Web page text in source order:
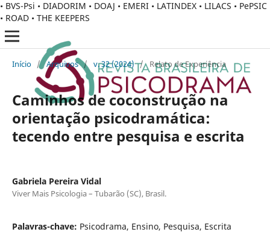
• BVS-Psi • DIADORIM • DOAJ • EMERI • LATINDEX • LILACS • PePSIC
• ROAD • THE KEEPERS
Início / Arquivos / v. 32 (2024) / Relato de Experiência
Caminhos de coconstrução na
orientação psicodramática:
tecendo entre pesquisa e escrita
Gabriela Pereira Vidal
Viver Mais Psicologia – Tubarão (SC), Brasil.
Palavras-chave: Psicodrama, Ensino, Pesquisa, Escrita